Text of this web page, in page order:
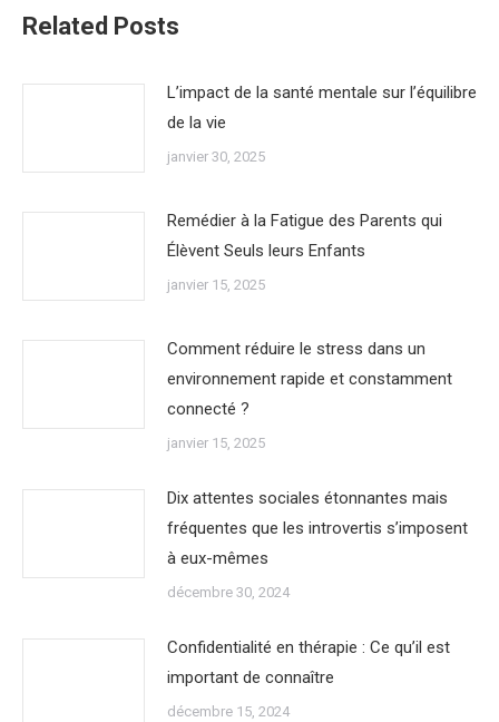
Related Posts
L’impact de la santé mentale sur l’équilibre
de la vie
janvier 30, 2025
Remédier à la Fatigue des Parents qui
Élèvent Seuls leurs Enfants
janvier 15, 2025
Comment réduire le stress dans un
environnement rapide et constamment
connecté ?
janvier 15, 2025
Dix attentes sociales étonnantes mais
fréquentes que les introvertis s’imposent
à eux-mêmes
décembre 30, 2024
Confidentialité en thérapie : Ce qu’il est
important de connaître
décembre 15, 2024